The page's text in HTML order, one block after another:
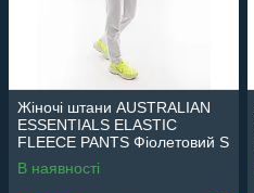
Жіночі штани AUSTRALIAN
ESSENTIALS ELASTIC
FLEECE PANTS Фіолетовий S
(7dLSDPA0003-465 S)
В наявності